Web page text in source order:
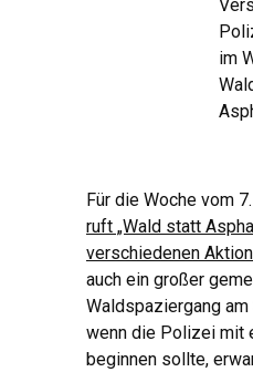
im
Für die Woche vom
ruft „Wald statt
verschiedenen
auch ein großer
Waldspaziergang
wenn die Polizei mit
beginnen sollte,